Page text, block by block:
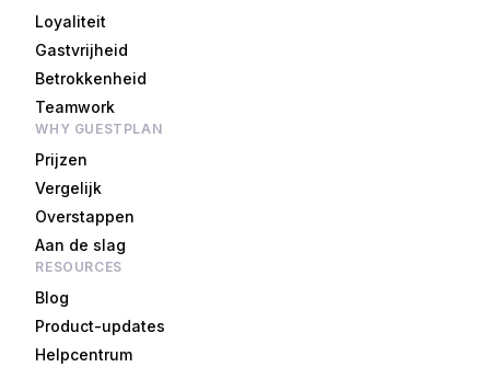
Loyaliteit
Gastvrijheid
Betrokkenheid
Teamwork
WHY GUESTPLAN
Prijzen
Vergelijk
Overstappen
Aan de slag
RESOURCES
Blog
Product-updates
Helpcentrum